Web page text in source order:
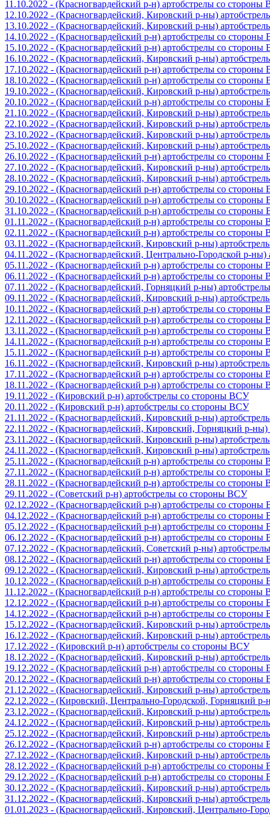
11.10.2022 - (Красногвардейский р-н) артобстрелы со стороны
12.10.2022 - (Красногвардейский, Кировский р-ны)
13.10.2022 - (Красногвардейский, Кировский р-ны)
14.10.2022 - (Красногвардейский р-н) артобстрелы со
15.10.2022 - (Красногвардейский р-н) артобстрелы со
16.10.2022 - (Красногвардейский, Кировский р-ны)
17.10.2022 - (Красногвардейский р-н) артобстрелы со
18.10.2022 - (Красногвардейский р-н) артобстрелы со
19.10.2022 - (Красногвардейский, Кировский р-ны)
20.10.2022 - (Красногвардейский р-н) артобстрелы со
21.10.2022 - (Красногвардейский, Кировский р-ны)
22.10.2022 - (Красногвардейский, Кировский р-ны)
23.10.2022 - (Красногвардейский, Кировский р-ны)
25.10.2022 - (Красногвардейский, Кировский р-ны)
26.10.2022 - (Красногвардейский р-н) артобстрелы со
27.10.2022 - (Красногвардейский, Кировский р-ны)
28.10.2022 - (Красногвардейский, Кировский р-ны)
29.10.2022 - (Красногвардейский р-н) артобстрелы со
30.10.2022 - (Красногвардейский р-н) артобстрелы со
31.10.2022 - (Красногвардейский р-н) артобстрелы со
01.11.2022 - (Красногвардейский р-н) артобстрелы со стороны
02.11.2022 - (Красногвардейский р-н) артобстрелы со стороны
03.11.2022 - (Красногвардейский, Кировский р-ны)
04.11.2022 - (Красногвардейский, Центрально-Городской р-
05.11.2022 - (Красногвардейский р-н) артобстрелы со стороны
06.11.2022 - (Красногвардейский р-н) артобстрелы со стороны
07.11.2022 - (Красногвардейский, Горняцкий р-ны)
09.11.2022 - (Красногвардейский, Кировский р-ны)
10.11.2022 - (Красногвардейский р-н) артобстрелы со стороны
12.11.2022 - (Красногвардейский р-н) артобстрелы со стороны
13.11.2022 - (Красногвардейский р-н) артобстрелы со стороны
14.11.2022 - (Красногвардейский р-н) артобстрелы со стороны
15.11.2022 - (Красногвардейский р-н) артобстрелы со стороны
16.11.2022 - (Красногвардейский, Кировский р-ны)
17.11.2022 - (Красногвардейский р-н) артобстрелы со стороны
18.11.2022 - (Красногвардейский р-н) артобстрелы со стороны
19.11.2022 - (Кировский р-н) артобстрелы со стороны ВСУ
20.11.2022 - (Кировский р-н) артобстрелы со стороны ВСУ
21.11.2022 - (Красногвардейский, Кировский р-ны)
22.11.2022 - (Красногвардейский, Кировский, Горняцкий р-
23.11.2022 - (Красногвардейский, Кировский р-ны)
24.11.2022 - (Красногвардейский, Кировский р-ны)
25.11.2022 - (Красногвардейский р-н) артобстрелы со стороны
27.11.2022 - (Красногвардейский р-н) артобстрелы со стороны
28.11.2022 - (Красногвардейский р-н) артобстрелы со стороны
29.11.2022 - (Советский р-н) артобстрелы со стороны ВСУ
02.12.2022 - (Красногвардейский р-н) артобстрелы со
04.12.2022 - (Красногвардейский р-н) артобстрелы со
05.12.2022 - (Красногвардейский р-н) артобстрелы со
06.12.2022 - (Красногвардейский р-н) артобстрелы со
07.12.2022 - (Красногвардейский, Советский р-ны)
08.12.2022 - (Красногвардейский р-н) артобстрелы со
09.12.2022 - (Красногвардейский, Кировский р-ны)
10.12.2022 - (Красногвардейский р-н) артобстрелы со
11.12.2022 - (Красногвардейский р-н) артобстрелы со стороны
12.12.2022 - (Красногвардейский р-н) артобстрелы со
14.12.2022 - (Красногвардейский р-н) артобстрелы со
15.12.2022 - (Красногвардейский, Кировский р-ны)
16.12.2022 - (Красногвардейский, Кировский р-ны)
17.12.2022 - (Кировский р-н) артобстрелы со стороны ВСУ
18.12.2022 - (Красногвардейский, Кировский р-ны)
19.12.2022 - (Красногвардейский р-н) артобстрелы со
20.12.2022 - (Красногвардейский р-н) артобстрелы со
21.12.2022 - (Красногвардейский, Кировский р-ны)
22.12.2022 - (Кировский, Центрально-Городской, Горняцкий
23.12.2022 - (Красногвардейский, Кировский р-ны)
24.12.2022 - (Красногвардейский, Кировский р-ны)
25.12.2022 - (Красногвардейский, Кировский р-ны)
26.12.2022 - (Красногвардейский р-н) артобстрелы со
27.12.2022 - (Красногвардейский, Кировский р-ны)
28.12.2022 - (Красногвардейский р-н) артобстрелы со
29.12.2022 - (Красногвардейский р-н) артобстрелы со
30.12.2022 - (Красногвардейский, Кировский р-ны)
31.12.2022 - (Красногвардейский, Кировский р-ны)
01.01.2023 - (Красногвардейский, Кировский, Центрально-